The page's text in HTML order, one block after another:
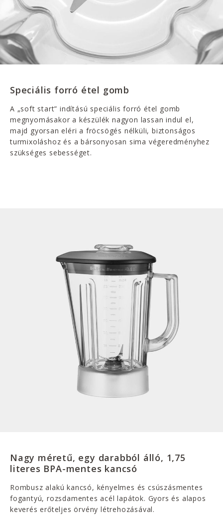
Speciális forró étel gomb
A „soft start” indítású speciális forró étel gomb
megnyomásakor a készülék nagyon lassan indul el,
majd gyorsan eléri a fröcsögés nélküli, biztonságos
turmixoláshoz és a bársonyosan sima végeredményhez
szükséges sebességet.
Nagy méretű, egy darabból álló, 1,75
literes BPA-mentes kancsó
Rombusz alakú kancsó, kényelmes és csúszásmentes
fogantyú, rozsdamentes acél lapátok. Gyors és alapos
keverés erőteljes örvény létrehozásával.